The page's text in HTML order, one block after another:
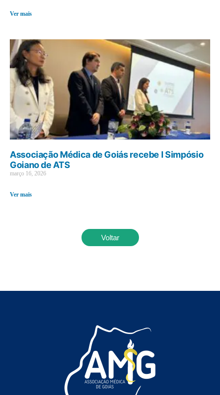
Ver mais
Associação Médica de Goiás recebe I Simpósio
Goiano de ATS
março 16, 2026
Ver mais
Voltar